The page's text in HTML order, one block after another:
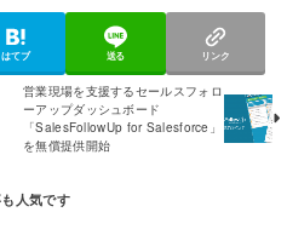
はてブ 送る リンク
営業現場を支援するセールスフォロ
ーアップダッシュボード
「SalesFollowUp for Salesforce」
を無償提供開始